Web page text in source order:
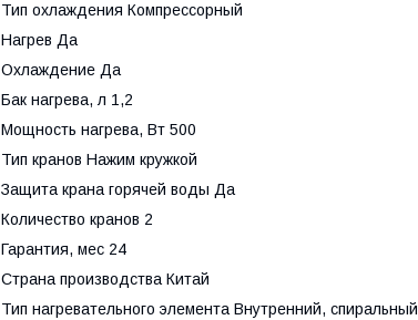
Тип охлаждения Компрессорный
Нагрев Да
Охлаждение Да
Бак нагрева, л 1,2
Мощность нагрева, Вт 500
Тип кранов Нажим кружкой
Защита крана горячей воды Да
Количество кранов 2
Гарантия, мес 24
Страна производства Китай
Тип нагревательного элемента Внутренний, спиральный